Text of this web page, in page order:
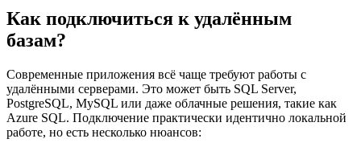
Как подключиться к удалённым
базам?
Современные приложения всё чаще требуют работы с
удалёнными серверами. Это может быть SQL Server,
PostgreSQL, MySQL или даже облачные решения, такие как
Azure SQL. Подключение практически идентично локальной
работе, но есть несколько нюансов: